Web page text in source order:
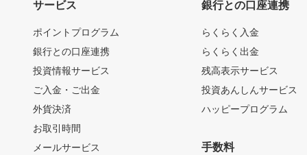
サービス
ポイントプログラム
銀行との口座連携
投資情報サービス
ご入金・ご出金
外貨決済
お取引時間
メールサービス
銀行との口座連携
らくらく入金
らくらく出金
残高表示サービス
投資あんしんサービス
ハッピープログラム
手数料